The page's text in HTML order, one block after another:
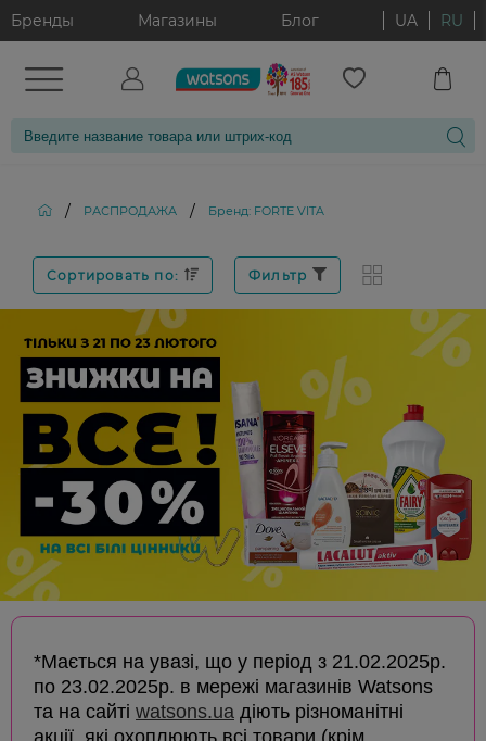
Бренды Магазины Блог UA RU
/ РАСПРОДАЖА / Бренд: FORTE VITA
Сортировать по: Фильтр
*Мається на увазі, що у період з 21.02.2025р.
по 23.02.2025р. в мережі магазинів Watsons
та на сайті watsons.ua діють різноманітні